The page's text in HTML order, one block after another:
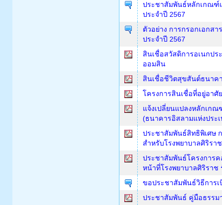
ประชาสัมพันธ์หลักเกณฑ์
ประจำปี 2567
ตัวอย่าง การกรอกเอกส
ประจำปี 2567
สินเชื่อสวัสดิการอเนกป
ออมสิน
สินเชื่อชีวิตสุขสันต์ธนาค
โครงการสินเชื่อที่อยู่อาศั
แจ้งเปลี่ยนแปลงหลักเกณ
(ธนาคารอิสลามแห่งประ
ประชาสัมพันธ์สิทธิพิเศษ
สำหรับโรงพยาบาลศิริร
ประชาสัมพันธ์โครงการค
หน้าที่โรงพยาบาลศิริราช
ขอประชาสัมพันธ์วิธีการเ
ประชาสัมพันธ์ คู่มือธรรม